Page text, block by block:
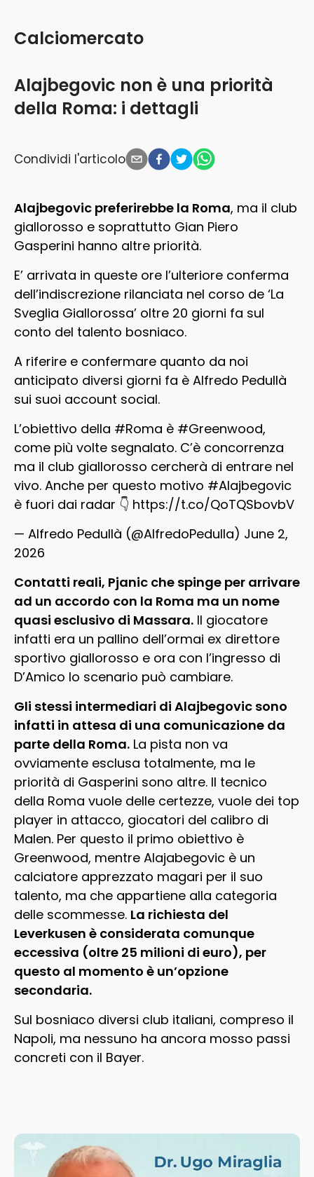
Alajbegovic non è una priorità
della Roma: i dettagli
Calciomercato
Condividi l'articolo
Alajbegovic preferirebbe la Roma, ma il club
giallorosso e soprattutto Gian Piero
Gasperini hanno altre priorità.
E’ arrivata in queste ore l’ulteriore conferma
dell’indiscrezione rilanciata nel corso de ‘La
Sveglia Giallorossa’ oltre 20 giorni fa sul
conto del talento bosniaco.
A riferire e confermare quanto da noi
anticipato diversi giorni fa è Alfredo Pedullà
sui suoi account social.
L’obiettivo della #Roma è #Greenwood,
come più volte segnalato. C’è concorrenza
ma il club giallorosso cercherà di entrare nel
vivo. Anche per questo motivo #Alajbegovic
è fuori dai radar 👇 https://t.co/QoTQSbovbV
— Alfredo Pedullà (@AlfredoPedulla) June 2,
2026
Contatti reali, Pjanic che spinge per arrivare
ad un accordo con la Roma ma un nome
quasi esclusivo di Massara. Il giocatore
infatti era un pallino dell’ormai ex direttore
sportivo giallorosso e ora con l’ingresso di
D’Amico lo scenario può cambiare.
Gli stessi intermediari di Alajbegovic sono
infatti in attesa di una comunicazione da
parte della Roma. La pista non va
ovviamente esclusa totalmente, ma le
priorità di Gasperini sono altre. Il tecnico
della Roma vuole delle certezze, vuole dei top
player in attacco, giocatori del calibro di
Malen. Per questo il primo obiettivo è
Greenwood, mentre Alajabegovic è un
calciatore apprezzato magari per il suo
talento, ma che appartiene alla categoria
delle scommesse. La richiesta del
Leverkusen è considerata comunque
eccessiva (oltre 25 milioni di euro), per
questo al momento è un’opzione
secondaria.
Sul bosniaco diversi club italiani, compreso il
Napoli, ma nessuno ha ancora mosso passi
concreti con il Bayer.